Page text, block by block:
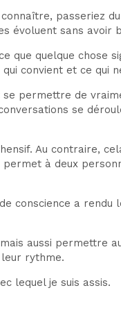
passeriez
évoluent sans avoir
quelque chose
convient et ce qui
permettre de
se
Au contraire,
à deux
conscience a
aussi permettre
rythme.
lequel je suis assis.